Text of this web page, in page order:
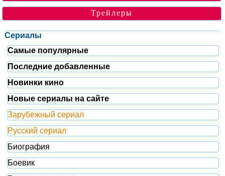
Трейлеры
Сериалы
Самые популярные
Последние добавленные
Новинки кино
Новые сериалы на сайте
Зарубежный сериал
Русский сериал
Биография
Боевик